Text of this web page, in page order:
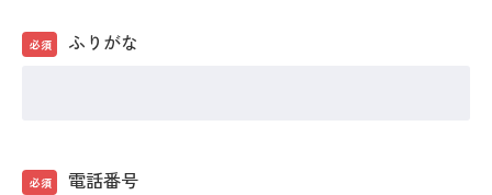
必須 ふりがな
必須 電話番号